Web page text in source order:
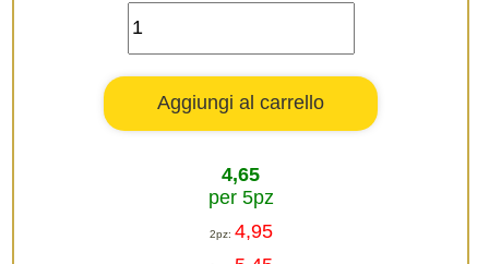
4,65
per 5pz
2pz: 4,95